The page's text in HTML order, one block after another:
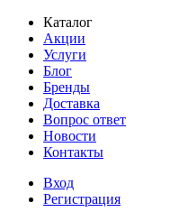
Каталог
Акции
Услуги
Блог
Бренды
Доставка
Вопрос ответ
Новости
Контакты
Вход
Регистрация